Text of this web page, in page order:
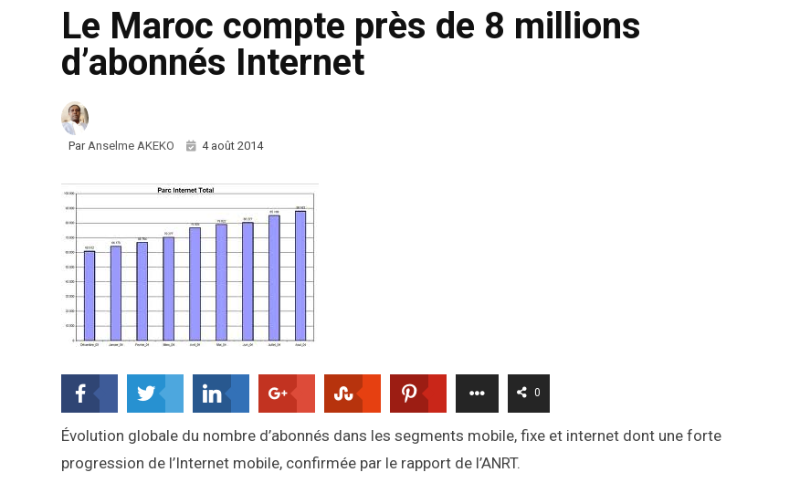
Le Maroc compte près de 8 millions
d’abonnés Internet
ParAnselme AKEKO 4 août 2014
0
Évolution globale du nombre d’abonnés dans les segments mobile, fixe et internet dont une forte
progression de l’Internet mobile, confirmée par le rapport de l’ANRT.